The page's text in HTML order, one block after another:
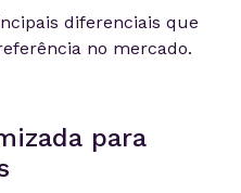
diferenciais que
no mercado.
para